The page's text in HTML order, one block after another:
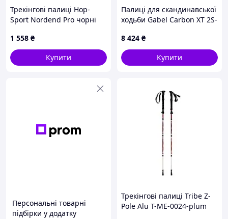
Трекінгові палиці Hop-
Sport Nordend Pro чорні
1 558 ₴
Купити
Палиці для скандинавської
ходьби Gabel Carbon XT 2S-
8 424 ₴
Купити
Персональні товарні
підбірки у додатку
Трекінгові палиці Tribe Z-
Pole Alu T-ME-0024-plum